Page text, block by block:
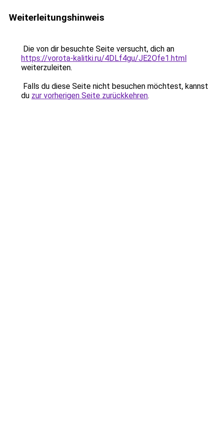
Weiterleitungshinweis
Die von dir besuchte Seite versucht, dich an
https://vorota-kalitki.ru/4DLf4gu/JE2Ofe1.html
weiterzuleiten.
Falls du diese Seite nicht besuchen möchtest, kannst
du zur vorherigen Seite zurückkehren.